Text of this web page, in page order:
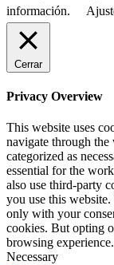
información.
Cerrar
Privacy Overview
This website uses
navigate through the
categorized as
essential for the
also use third-party
you use this
only with your
cookies. But opting
browsing experience.
Necessary